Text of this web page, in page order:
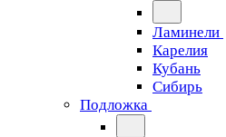
Ламинели
Карелия
Кубань
Сибирь
Подложка